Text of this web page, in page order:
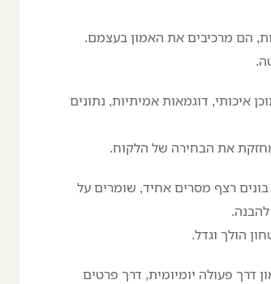
הם מרכיבים את האמון בעצמם.
איכותי, דוגמאות אמיתיות, נתונים
את הבחירה של הלקוח.
רצף מסרים אחיד, שומרים על
הולך וגדל.
פעולה יומיומית, דרך פרטים